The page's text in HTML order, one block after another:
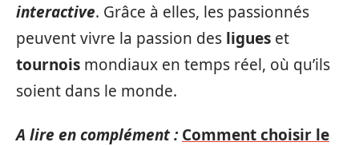
interactive. Grâce à elles, les passionnés
peuvent vivre la passion des ligues et
tournois mondiaux en temps réel, où qu’ils
soient dans le monde.
A lire en complément : Comment choisir le